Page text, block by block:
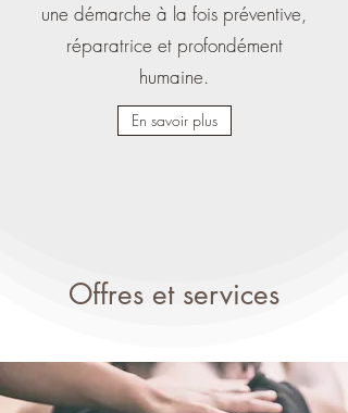
une démarche à la fois préventive,
réparatrice et profondément
humaine.
En savoir plus
Offres et services